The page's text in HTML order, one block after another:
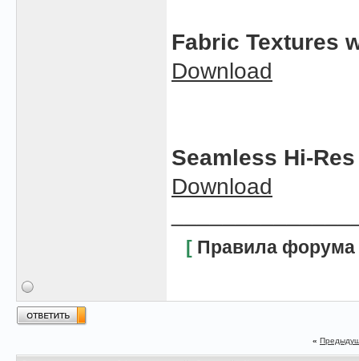
Fabric Textures
Download
Seamless Hi-
Download
[ Правила форума
«